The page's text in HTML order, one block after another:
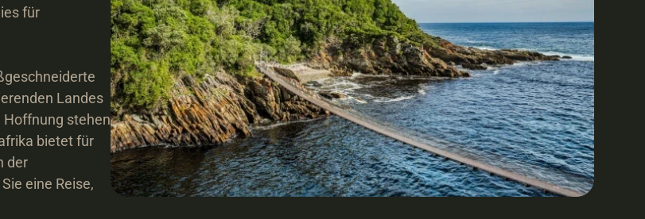
für
Landes
Hoffnung stehen
bietet für
der
eine Reise,